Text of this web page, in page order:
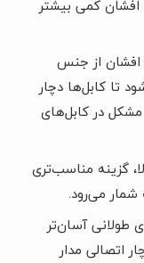
افشان کمی بیشتر
افشان از جنس
تا کابل‌ها دچار
مشکل در کابل‌‌های
گزینه مناسب‌تری
شمار می‌رود.
طولانی آسان‌تر
اتصالی مدار